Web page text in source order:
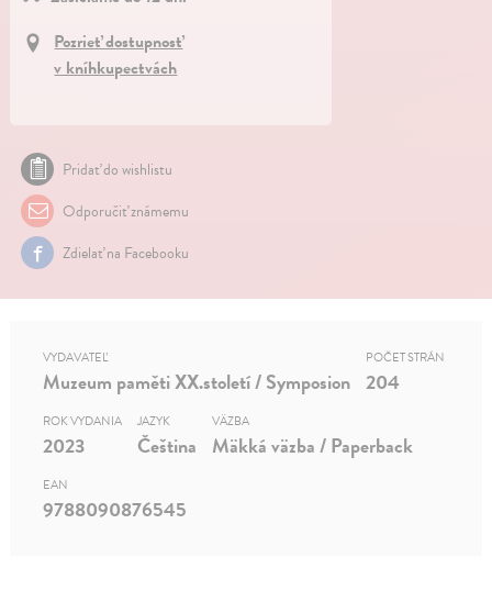
Pozrieť dostupnosť
v kníhkupectvách
Pridať do wishlistu
Odporučiť známemu
Zdielať na Facebooku
VYDAVATEĽ
Muzeum paměti XX.století / Symposion
POČET STRÁN
204
ROK VYDANIA
2023
JAZYK
Čeština
VÄZBA
Mäkká väzba / Paperback
EAN
9788090876545